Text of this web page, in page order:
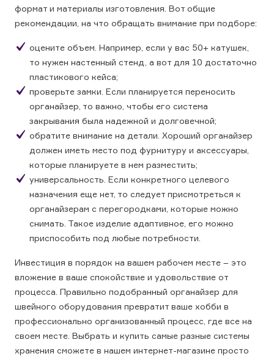
формат и материалы изготовления. Вот общие
рекомендации, на что обращать внимание при подборе:
оцените объем. Например, если у вас 50+ катушек,
то нужен настенный стенд, а вот для 10 достаточно
пластикового кейса;
проверьте замки. Если планируется переносить
органайзер, то важно, чтобы его система
закрывания была надежной и долговечной;
обратите внимание на детали. Хороший органайзер
должен иметь место под фурнитуру и аксессуары,
которые планируете в нем разместить;
универсальность. Если конкретного целевого
назначения еще нет, то следует присмотреться к
органайзерам с перегородками, которые можно
снимать. Такое изделие адаптивное, его можно
приспособить под любые потребности.
Инвестиция в порядок на вашем рабочем месте – это
вложение в ваше спокойствие и удовольствие от
процесса. Правильно подобранный органайзер для
швейного оборудования превратит ваше хобби в
профессионально организованный процесс, где все на
своем месте. Выбрать и купить самые разные системы
хранения сможете в нашем интернет-магазине просто